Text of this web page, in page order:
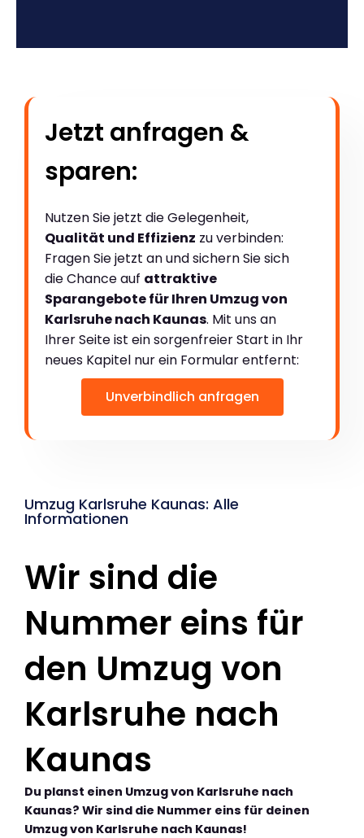
Jetzt anfragen &
sparen:
Nutzen Sie jetzt die Gelegenheit,
Qualität und Effizienz zu verbinden:
Fragen Sie jetzt an und sichern Sie sich
die Chance auf attraktive
Sparangebote für Ihren Umzug von
Karlsruhe nach Kaunas. Mit uns an
Ihrer Seite ist ein sorgenfreier Start in Ihr
neues Kapitel nur ein Formular entfernt:
Unverbindlich anfragen
Umzug Karlsruhe Kaunas: Alle
Informationen
Wir sind die
Nummer eins für
den Umzug von
Karlsruhe nach
Kaunas
Du planst einen Umzug von Karlsruhe nach
Kaunas? Wir sind die Nummer eins für deinen
Umzug von Karlsruhe nach Kaunas!